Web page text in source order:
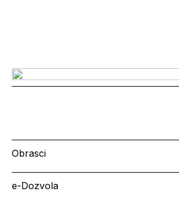
Obrasci
e-Dozvola